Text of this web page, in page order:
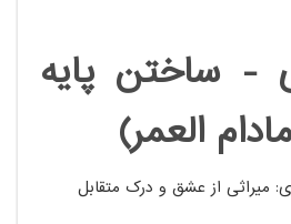
- ساختن پایه
العمر)
میراثی از عشق و درک متقابل